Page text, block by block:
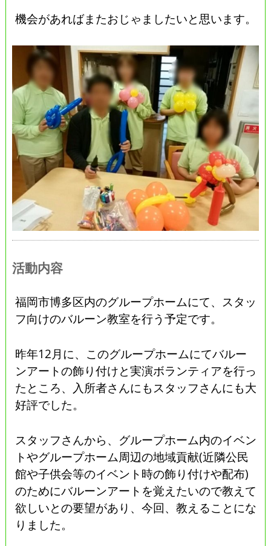
機会があればまたおじゃましたいと思います。
活動内容
福岡市博多区内のグループホームにて、スタッ
フ向けのバルーン教室を行う予定です。
昨年12月に、このグループホームにてバルー
ンアートの飾り付けと実演ボランティアを行っ
たところ、入所者さんにもスタッフさんにも大
好評でした。
スタッフさんから、グループホーム内のイベン
トやグループホーム周辺の地域貢献(近隣公民
館や子供会等のイベント時の飾り付けや配布)
のためにバルーンアートを覚えたいので教えて
欲しいとの要望があり、今回、教えることにな
りました。